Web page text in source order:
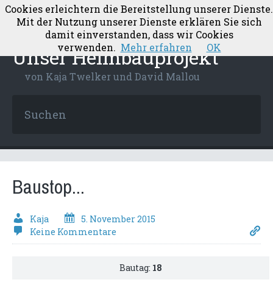
Unser Heimbauprojekt
von Kaja Twelker und David Mallou
Baustop...
Kaja
5. November 2015
Keine Kommentare
Bautag: 18
Cookies erleichtern die Bereitstellung unserer Dienste.
Mit der Nutzung unserer Dienste erklären Sie sich
damit einverstanden, dass wir Cookies
verwenden. Mehr erfahren OK